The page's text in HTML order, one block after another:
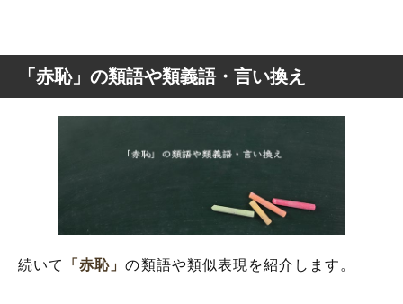
「赤恥」の類語や類義語・言い換え
続いて 「赤恥」の類語や類似表現を紹介します。